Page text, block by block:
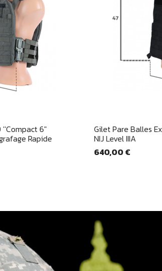
rapide
''Compact 6"
Rapide

Gilet Pare Balles
NIJ Level IIIA
640,00 €